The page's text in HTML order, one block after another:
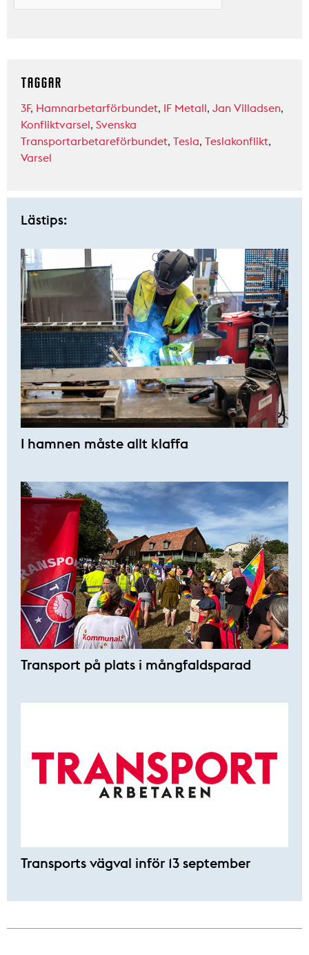
TAGGAR
3F, Hamnarbetarförbundet, IF Metall, Jan Villadsen,
Konfliktvarsel, Svenska
Transportarbetareförbundet, Tesla, Teslakonflikt,
Varsel
Lästips:
I hamnen måste allt klaffa
Transport på plats i mångfaldsparad
Transports vägval inför 13 september